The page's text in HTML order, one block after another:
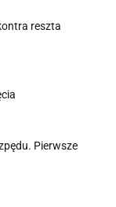
reszta
Pierwsze